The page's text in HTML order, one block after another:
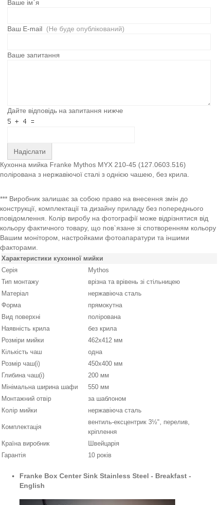
Ваше ім`я
Ваш E-mail (Не буде опублікований)
Ваше запитання
Дайте відповідь на запитання нижче
Надіслати
Кухонна мийка Franke Mythos MYX 210-45 (127.0603.516)
полірована з нержавіючої сталі з однією чашею, без крила.
*** Виробник залишає за собою право на внесення змін до
конструкції, комплектації та дизайну приладу без попереднього
повідомлення. Колір виробу на фотографії може відрізнятися від
кольору фактичного товару, що пов`язане зі спотворенням кольору
Вашим монітором, настройками фотоапаратури та іншими
факторами.
Характеристики кухонної мийки
Серія
Mythos
Тип монтажу
врізна та врівень зі стільницею
Матеріал
нержавіюча сталь
Форма
прямокутна
Вид поверхні
полірована
Наявність крила
без крила
Розміри мийки
462х412 мм
Кількість чаш
одна
Розмір чаш(і)
450x400 мм
Глибина чаш(і)
200 мм
Мінімальна ширина шафи
550 мм
Монтажний отвір
за шаблоном
Колір мийки
нержавіюча сталь
Комплектація
вентиль-ексцентрик 3½", перелив,
кріплення
Країна виробник
Швейцарія
Гарантія
10 років
Franke Box Center Sink Stainless Steel - Breakfast -
English